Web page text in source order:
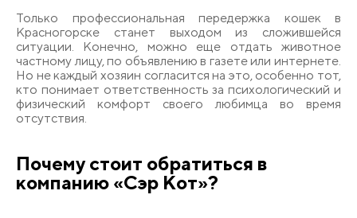
Только профессиональная передержка кошек в
Красногорске станет выходом из сложившейся
ситуации. Конечно, можно еще отдать животное
частному лицу, по объявлению в газете или интернете.
Но не каждый хозяин согласится на это, особенно тот,
кто понимает ответственность за психологический и
физический комфорт своего любимца во время
отсутствия.
Почему стоит обратиться в
компанию «Сэр Кот»?